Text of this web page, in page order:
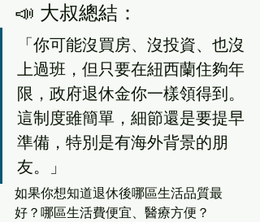
📣 大叔總結：
「你可能沒買房、沒投資、也沒
上過班，但只要在紐西蘭住夠年
限，政府退休金你一樣領得到。
這制度雖簡單，細節還是要提早
準備，特別是有海外背景的朋
友。」
如果你想知道退休後哪區生活品質最
好？哪區生活費便宜、醫療方便？